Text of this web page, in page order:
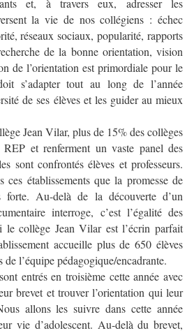
et, à travers eux, adresser les
la vie de nos collégiens : échec
réseaux sociaux, popularité, rapports
de la bonne orientation, vision
de l’orientation est primordiale pour le
s’adapter tout au long de l’année
de ses élèves et les guider au mieux
Jean Vilar, plus de 15% des collèges
REP et renferment un vaste panel des
sont confrontés élèves et professeurs.
ces établissements que la promesse de
forte. Au-delà de la découverte d’un
interroge, c’est l’égalité des
le collège Jean Vilar est l’écrin parfait
accueille plus de 650 élèves
l’équipe pédagogique/encadrante.
entrés en troisième cette année avec
brevet et trouver l’orientation qui leur
allons les suivre dans cette année
vie d’adolescent. Au-delà du brevet,